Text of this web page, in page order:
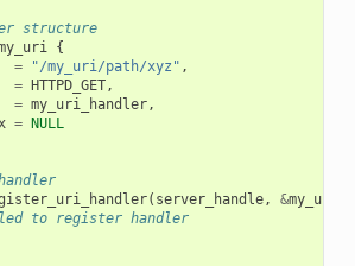
structure
{
= "/my_uri/path/xyz" ,
= HTTPD_GET,
= my_uri_handler,
= NULL
( server_handle, &my_uri
to register handler